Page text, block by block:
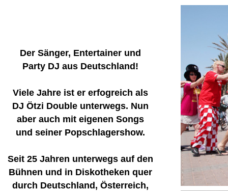
Der Sänger, Entertainer und
Party DJ aus Deutschland!
Viele Jahre ist er erfogreich als
DJ Ötzi Double unterwegs. Nun
aber auch mit eigenen Songs
und seiner Popschlagershow.
Seit 25 Jahren unterwegs auf den
Bühnen und in Diskotheken quer
durch Deutschland, Österreich,